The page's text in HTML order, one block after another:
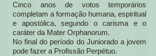
Cinco anos de votos temporários
completam a formação humana, espiritual
e apostólica, segundo o carisma e o
caráter da Mater Orphanorum.
No final do período do Juniorado a jovem
pode fazer a ProfissãoPerpétuo.